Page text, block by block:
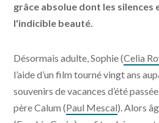
grâce absolue dont les
l'indicible beauté.
Désormais adulte, Sophie (Celia
l’aide d’un film tourné vingt ans
souvenirs de vacances d’été
père Calum (Paul Mescal). Alors